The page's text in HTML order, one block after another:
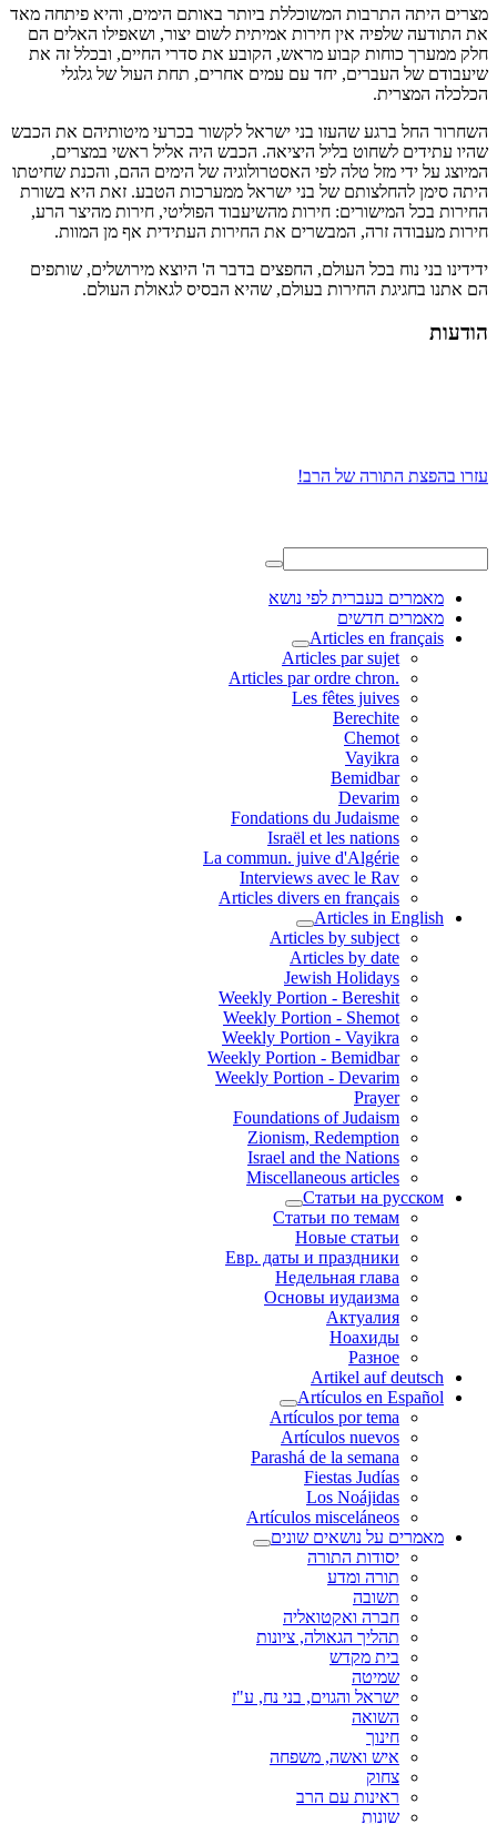
מצרים היתה התרבות המשוכללת ביותר באותם הימים, והיא פיתחה מאד
את התודעה שלפיה אין חירות אמיתית לשום יצור, ושאפילו האלים הם
חלק ממערך כוחות קבוע מראש, הקובע את סדרי החיים, ובכלל זה את
שיעבודם של העברים, יחד עם עמים אחרים, תחת העול של גלגלי
הכלכלה המצרית.
השחרור החל ברגע שהעזו בני ישראל לקשור בכרעי מיטותיהם את הכבש
שהיו עתידים לשחוט בליל היציאה. הכבש היה אליל ראשי במצרים,
המיוצג על ידי מזל טלה לפי האסטרולוגיה של הימים ההם, והכנת שחיטתו
היתה סימן להחלצותם של בני ישראל ממערכות הטבע. זאת היא בשורת
החירות בכל המישורים: חירות מהשיעבוד הפוליטי, חירות מהיצר הרע,
חירות מעבודה זרה, המבשרים את החירות העתידית אף מן המוות.
ידידינו בני נוח בכל העולם, החפצים בדבר ה' היוצא מירושלים, שותפים
הם אתנו בחגיגת החירות בעולם, שהיא הבסיס לגאולת העולם.
הודעות
עזרו בהפצת התורה של הרב!
מאמרים בעברית לפי נושא
מאמרים חדשים
Articles en français
Articles par sujet
.Articles par ordre chron
Les fêtes juives
Berechite
Chemot
Vayikra
Bemidbar
Devarim
Fondations du Judaisme
Israël et les nations
La commun. juive d'Algérie
Interviews avec le Rav
Articles divers en français
Articles in English
Articles by subject
Articles by date
Jewish Holidays
Weekly Portion - Bereshit
Weekly Portion - Shemot
Weekly Portion - Vayikra
Weekly Portion - Bemidbar
Weekly Portion - Devarim
Prayer
Foundations of Judaism
Zionism, Redemption
Israel and the Nations
Miscellaneous articles
Статьи на русском
Статьи по темам
Новые статьи
Евр. даты и праздники
Недельная глава
Основы иудаизма
Актуалия
Ноахиды
Разное
Artikel auf deutsch
Artículos en Español
Artículos por tema
Artículos nuevos
Parashá de la semana
Fiestas Judías
Los Noájidas
Artículos misceláneos
מאמרים על נושאים שונים
יסודות התורה
תורה ומדע
תשובה
חברה ואקטואליה
תהליך הגאולה, ציונות
בית מקדש
שמיטה
ישראל והגוים, בני נח, ע"ז
השואה
חינוך
איש ואשה, משפחה
צחוק
ראינות עם הרב
שונות